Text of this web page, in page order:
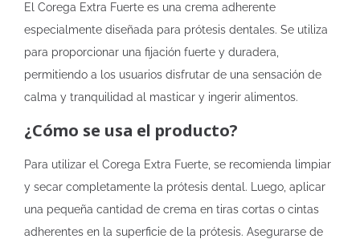
El Corega Extra Fuerte es una crema adherente
especialmente diseñada para prótesis dentales. Se utiliza
para proporcionar una fijación fuerte y duradera,
permitiendo a los usuarios disfrutar de una sensación de
calma y tranquilidad al masticar y ingerir alimentos.
¿Cómo se usa el producto?
Para utilizar el Corega Extra Fuerte, se recomienda limpiar
y secar completamente la prótesis dental. Luego, aplicar
una pequeña cantidad de crema en tiras cortas o cintas
adherentes en la superficie de la prótesis. Asegurarse de